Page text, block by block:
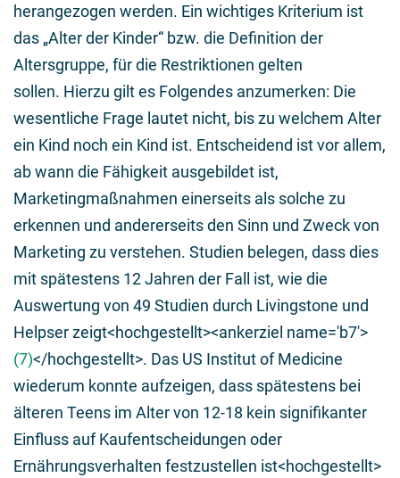
herangezogen werden. Ein wichtiges Kriterium ist
das „Alter der Kinder“ bzw. die Definition der
Altersgruppe, für die Restriktionen gelten
sollen. Hierzu gilt es Folgendes anzumerken: Die
wesentliche Frage lautet nicht, bis zu welchem Alter
ein Kind noch ein Kind ist. Entscheidend ist vor allem,
ab wann die Fähigkeit ausgebildet ist,
Marketingmaßnahmen einerseits als solche zu
erkennen und andererseits den Sinn und Zweck von
Marketing zu verstehen. Studien belegen, dass dies
mit spätestens 12 Jahren der Fall ist, wie die
Auswertung von 49 Studien durch Livingstone und
Helpser zeigt<hochgestellt><ankerziel name='b7'>
(7)</hochgestellt>. Das US Institut of Medicine
wiederum konnte aufzeigen, dass spätestens bei
älteren Teens im Alter von 12-18 kein signifikanter
Einfluss auf Kaufentscheidungen oder
Ernährungsverhalten festzustellen ist<hochgestellt>